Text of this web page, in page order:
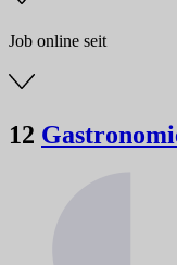
Job online seit
12